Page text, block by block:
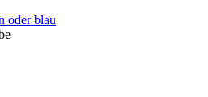
oder blau